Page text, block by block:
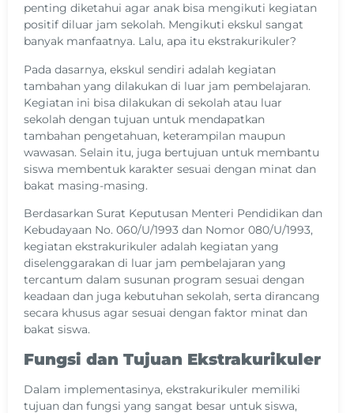
penting diketahui agar anak bisa mengikuti kegiatan
positif diluar jam sekolah. Mengikuti ekskul sangat
banyak manfaatnya. Lalu, apa itu ekstrakurikuler?
Pada dasarnya, ekskul sendiri adalah kegiatan
tambahan yang dilakukan di luar jam pembelajaran.
Kegiatan ini bisa dilakukan di sekolah atau luar
sekolah dengan tujuan untuk mendapatkan
tambahan pengetahuan, keterampilan maupun
wawasan. Selain itu, juga bertujuan untuk membantu
siswa membentuk karakter sesuai dengan minat dan
bakat masing-masing.
Berdasarkan Surat Keputusan Menteri Pendidikan dan
Kebudayaan No. 060/U/1993 dan Nomor 080/U/1993,
kegiatan ekstrakurikuler adalah kegiatan yang
diselenggarakan di luar jam pembelajaran yang
tercantum dalam susunan program sesuai dengan
keadaan dan juga kebutuhan sekolah, serta dirancang
secara khusus agar sesuai dengan faktor minat dan
bakat siswa.
Fungsi dan Tujuan Ekstrakurikuler
Dalam implementasinya, ekstrakurikuler memiliki
tujuan dan fungsi yang sangat besar untuk siswa,